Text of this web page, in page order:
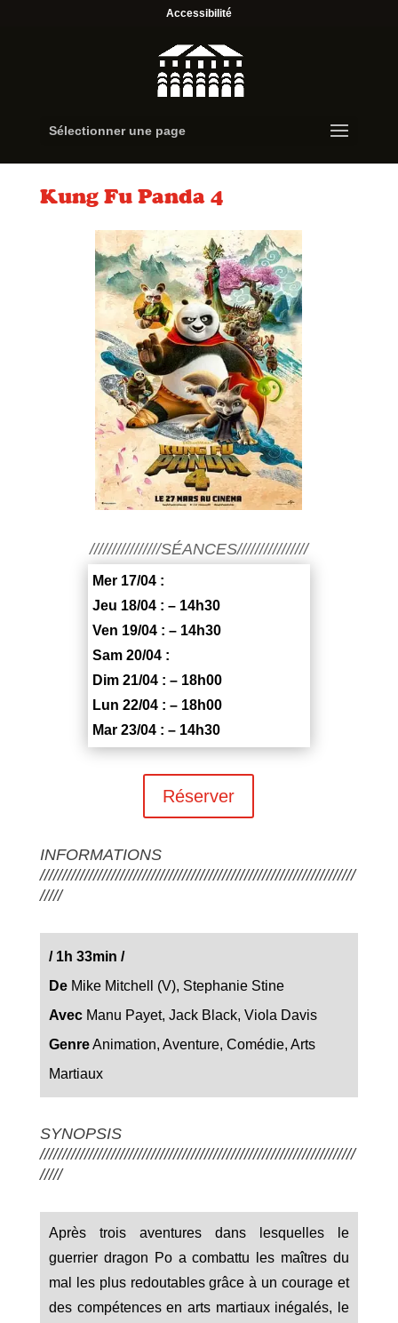
Accessibilité
Sélectionner une page
Kung Fu Panda 4
////////////////SÉANCES////////////////
Mer 17/04 :
Jeu 18/04 : – 14h30
Ven 19/04 : – 14h30
Sam 20/04 :
Dim 21/04 : – 18h00
Lun 22/04 : – 18h00
Mar 23/04 : – 14h30
Réserver
INFORMATIONS
///////////////////////////////////////////////////////////////////////
/////
/ 1h 33min /
DeMike Mitchell (V), Stephanie Stine
AvecManu Payet, Jack Black, Viola Davis
GenreAnimation, Aventure, Comédie, Arts
Martiaux
SYNOPSIS
///////////////////////////////////////////////////////////////////////
/////
Après trois aventures dans lesquelles le
guerrier dragon Po a combattu les maîtres du
mal les plus redoutables grâce à un courage et
des compétences en arts martiaux inégalés, le